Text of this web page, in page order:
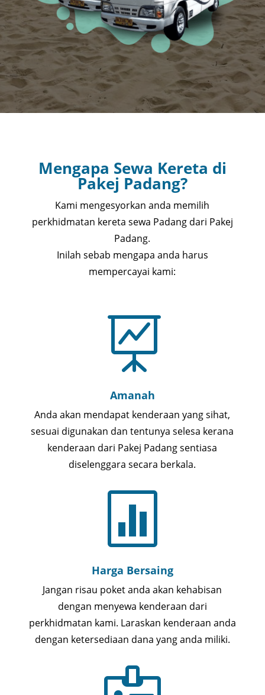
Mengapa Sewa Kereta di
Pakej Padang?
Kami mengesyorkan anda memilih
perkhidmatan kereta sewa Padang dari Pakej
Padang.
Inilah sebab mengapa anda harus
mempercayai kami:

Amanah
Anda akan mendapat kenderaan yang sihat,
sesuai digunakan dan tentunya selesa kerana
kenderaan dari Pakej Padang sentiasa
diselenggara secara berkala.

Harga Bersaing
Jangan risau poket anda akan kehabisan
dengan menyewa kenderaan dari
perkhidmatan kami. Laraskan kenderaan anda
dengan ketersediaan dana yang anda miliki.